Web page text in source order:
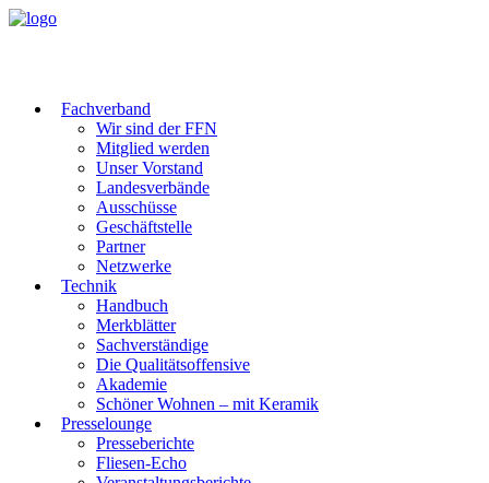
Fachverband
Wir sind der FFN
Mitglied werden
Unser Vorstand
Landesverbände
Ausschüsse
Geschäftstelle
Partner
Netzwerke
Technik
Handbuch
Merkblätter
Sachverständige
Die Qualitätsoffensive
Akademie
Schöner Wohnen – mit Keramik
Presselounge
Presseberichte
Fliesen-Echo